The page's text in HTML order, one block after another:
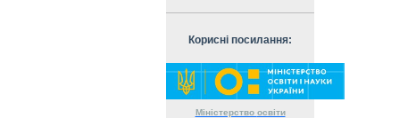
Корисні посилання:
Міністерство освіти